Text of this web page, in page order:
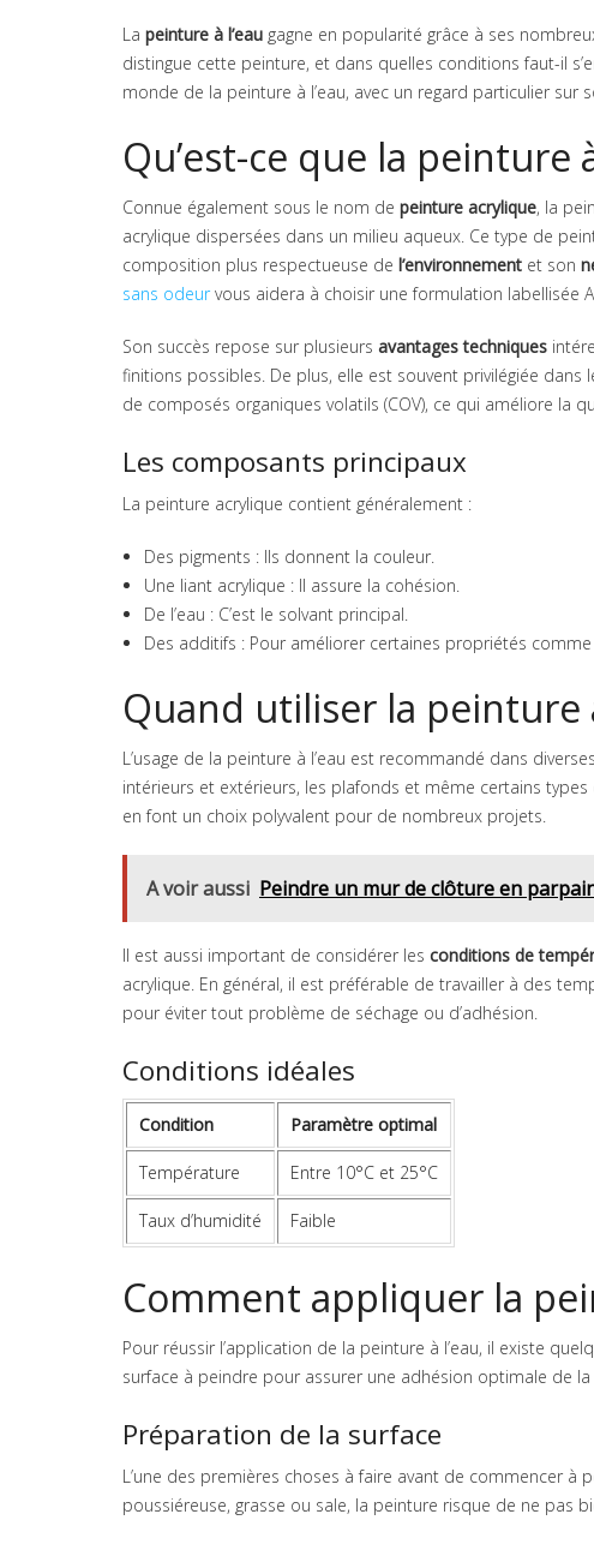
La peinture à l’eau gagne en popularité grâce à ses
distingue cette peinture, et dans quelles conditions faut-il
monde de la peinture à l’eau, avec un regard particulier sur
Qu’est-ce que la peinture
Connue également sous le nom de peinture acrylique, la
acrylique dispersées dans un milieu aqueux. Ce type de
composition plus respectueuse de l’environnement et son
sans odeurvous aidera à choisir une formulation labellisée
Son succès repose sur plusieurs avantages techniques
finitions possibles. De plus, elle est souvent privilégiée
de composés organiques volatils (COV), ce qui améliore la
Les composants principaux
La peinture acrylique contient généralement :
Des pigments : Ils donnent la couleur.
Une liant acrylique : Il assure la cohésion.
De l’eau : C’est le solvant principal.
Des additifs : Pour améliorer certaines propriétés
Quand utiliser la peinture
L’usage de la peinture à l’eau est recommandé dans
intérieurs et extérieurs, les plafonds et même certains
en font un choix polyvalent pour de nombreux projets.
A voir aussi Peindre un mur de clôture en
Il est aussi important de considérer les conditions de
acrylique. En général, il est préférable de travailler à des
pour éviter tout problème de séchage ou d’adhésion.
Conditions idéales
Condition Paramètre optimal
Température Entre 10°C et 25°C
Taux d’humidité Faible
Comment appliquer la
Pour réussir l’application de la peinture à l’eau, il existe
surface à peindre pour assurer une adhésion optimale de
Préparation de la surface
L’une des premières choses à faire avant de commencer
poussiéreuse, grasse ou sale, la peinture risque de ne pas